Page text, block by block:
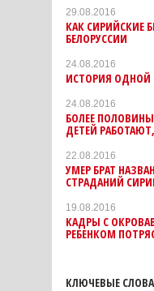
29.08.2016
КАК СИРИЙСКИЕ
БЕЛОРУССИИ
24.08.2016
ИСТОРИЯ ОДНОЙ
24.08.2016
БОЛЕЕ
ДЕТЕЙ
22.08.2016
УМЕР БРАТ
СТРАДАНИЙ
19.08.2016
КАДРЫ С
РЕБЕНКОМ
КЛЮЧЕВЫЕ СЛОВА